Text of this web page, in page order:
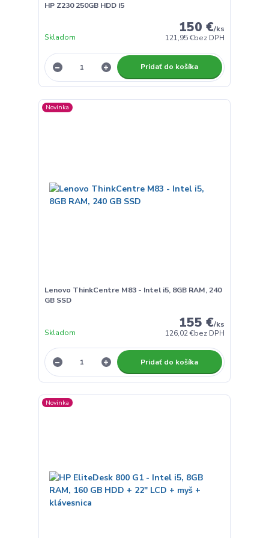
HP Z230 250GB HDD i5
150 €/ks
121,95 €bez DPH
Skladom
Pridať do košíka
Novinka
Lenovo ThinkCentre M83 - Intel i5, 8GB RAM, 240
GB SSD
155 €/ks
126,02 €bez DPH
Skladom
Pridať do košíka
Novinka